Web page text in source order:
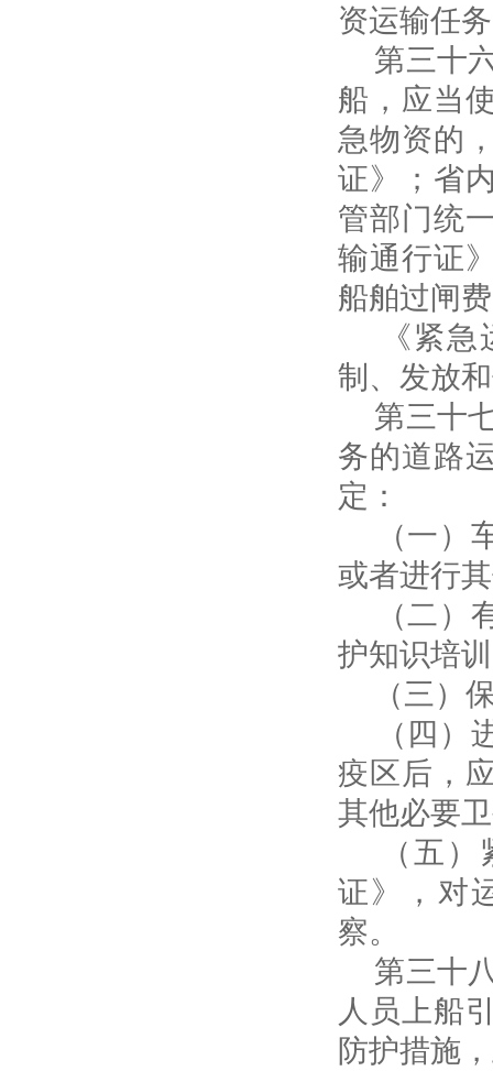
资运输任
第三十
船，应当
急物资的
证》；省
管部门统
输通行证
船舶过闸
《紧急
制、发放
第三十
务的道路
定：
（一）
或者进行
（二）
护知识培
（三）
（四）
疫区后，
其他必要
（五）
证》，对
察。
第三十
人员上船
防护措施